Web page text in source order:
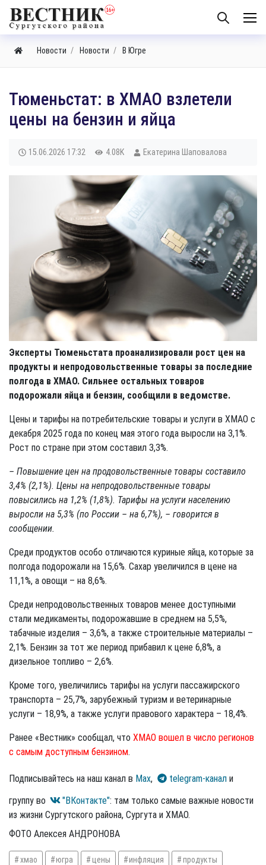
Новости Новости В Югре
Тюменьстат: в ХМАО взлетели
цены на бензин и яйца
15.06.2026 17:32 4.08K Екатерина Шаповалова
Эксперты Тюменьстата проанализировали рост цен на
продукты и непродовольственные товары за последние
полгода в ХМАО. Сильнее остальных товаров
подорожали яйца и бензин, сообщили в ведомстве.
Цены и тарифы на потребительские товары и услуги в ХМАО с
декабря 2025 года по конец мая этого года выросли на 3,1%.
Рост по стране при этом составил 3,3%.
– Повышение цен на продовольственные товары составило
3,4% (2,1%). Цены на непродовольственные товары
повысились на 1,2% (1,8%). Тарифы на услуги населению
выросли на 5,3% (по России – на 6,7%), – говорится в
сообщении.
Среди продуктов особо отличаются куриные яйца, которые за
полгода подорожали на 15,6%. Сахар увеличился в цене на
11,1%, а овощи – на 8,6%.
Среди непродовольственных товаров менее доступными
стали медикаменты, подорожавшие в среднем на 5,5%,
табачные изделия – 3,6%, а также строительные материалы –
2,1%. Бензин за тот же период прибавил к цене 6,8%, а
дизельное топливо – 2,6%.
Кроме того, увеличились тарифы на услуги пассажирского
транспорта – 25,7%, зарубежный туризм и ветеринарные
услуги – 18,9%, а также услуги правового характера – 18,4%.
Ранее «Вестник» сообщал, что ХМАО вошел в число регионов
с самым доступным бензином.
Подписывайтесь на наш канал в Max, telegram-канал и
группу во
"ВКонтакте": там только самые важные новости
из жизни Сургутского района, Сургута и ХМАО.
ФОТО Алексея АНДРОНОВА
хмао югра цены инфляция продукты